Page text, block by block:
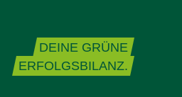
DEINE GRÜNE
ERFOLGSBILANZ.